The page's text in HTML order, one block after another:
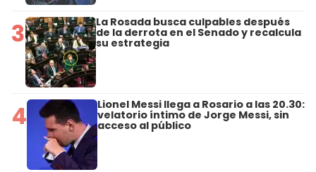
3 La Rosada busca culpables después
de la derrota en el Senado y recalcula
su estrategia
4 Lionel Messi llega a Rosario a las 20.30:
velatorio íntimo de Jorge Messi, sin
acceso al público